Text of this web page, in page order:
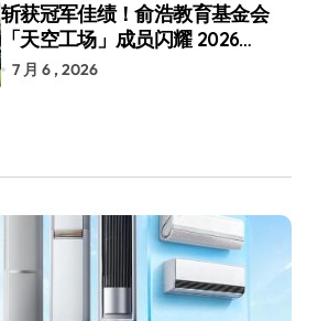
斩获冠军佳绩！俞浩教育基金会
「天空工场」成员闪耀 2026
RoboCup 机器人世界杯
7 月 6 , 2026